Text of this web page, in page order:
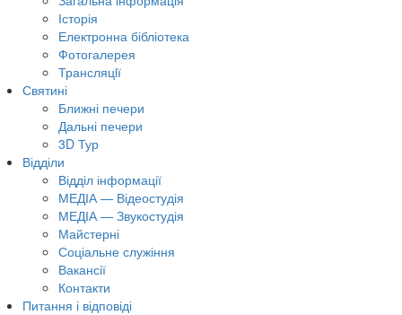
Історія
Електронна бібліотека
Фотогалерея
Трансляцiї
Святині
Ближні печери
Дальні печери
3D Тур
Відділи
Відділ інформації
МЕДІА — Відеостудія
МЕДІА — Звукостудія
Майстерні
Соціальне служіння
Вакансії
Контакти
Питання і відповіді